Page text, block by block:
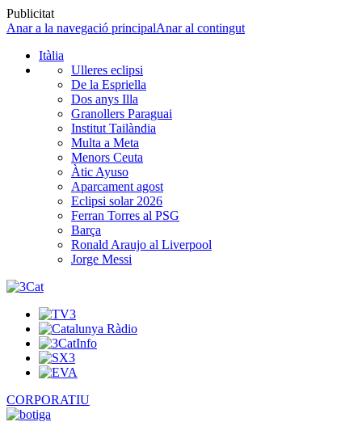
Publicitat
Anar a la navegació principalAnar al contingut
Itàlia
Ulleres eclipsi
De la Espriella
Dos anys Illa
Granollers Paraguai
Institut Tailàndia
Multa a Meta
Menors Ceuta
Àtic Ayuso
Aparcament agost
Eclipsi solar 2026
Ferran Torres al PSG
Barça
Ronald Araujo al Liverpool
Jorge Messi
CORPORATIU